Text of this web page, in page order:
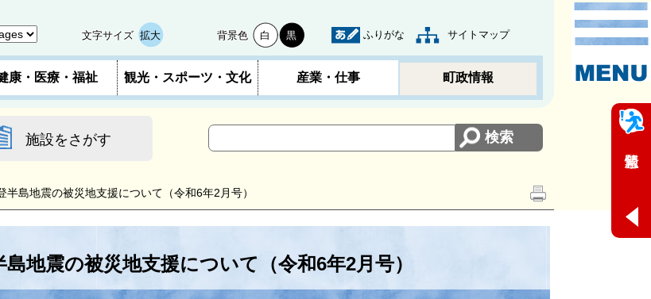
文字サイズ 拡大 背景色 白 黒 ふりがな サイトマップ
康・医療・福祉 観光・スポーツ・文化 産業・仕事 町政情報
施設をさがす
半島地震の被災地支援について（令和6年2月号）
島地震の被災地支援について（令和6年2月号）